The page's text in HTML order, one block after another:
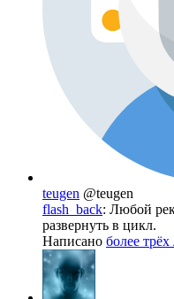
teugen @teugen
flash_back: Любой
развернуть в цикл.
Написано более трёх